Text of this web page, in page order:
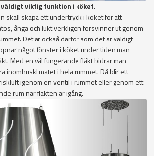
väldigt viktig funktion i köket.
skall skapa ett undertryck i köket för att
ånga och lukt verkligen försvinner ut genom
Det är också därför som det är väldigt
något fönster i köket under tiden man
Med en väl fungerande fläkt bidrar man
inomhusklimatet i hela rummet. Då blir ett
igenom en ventil i rummet eller genom ett
rum när fläkten är igång.